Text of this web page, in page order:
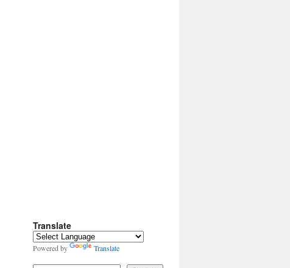
Translate
Powered by Translate